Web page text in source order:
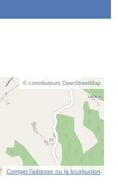
© contributeurs OpenStreetMap
Corriger l’adresse ou la localisation